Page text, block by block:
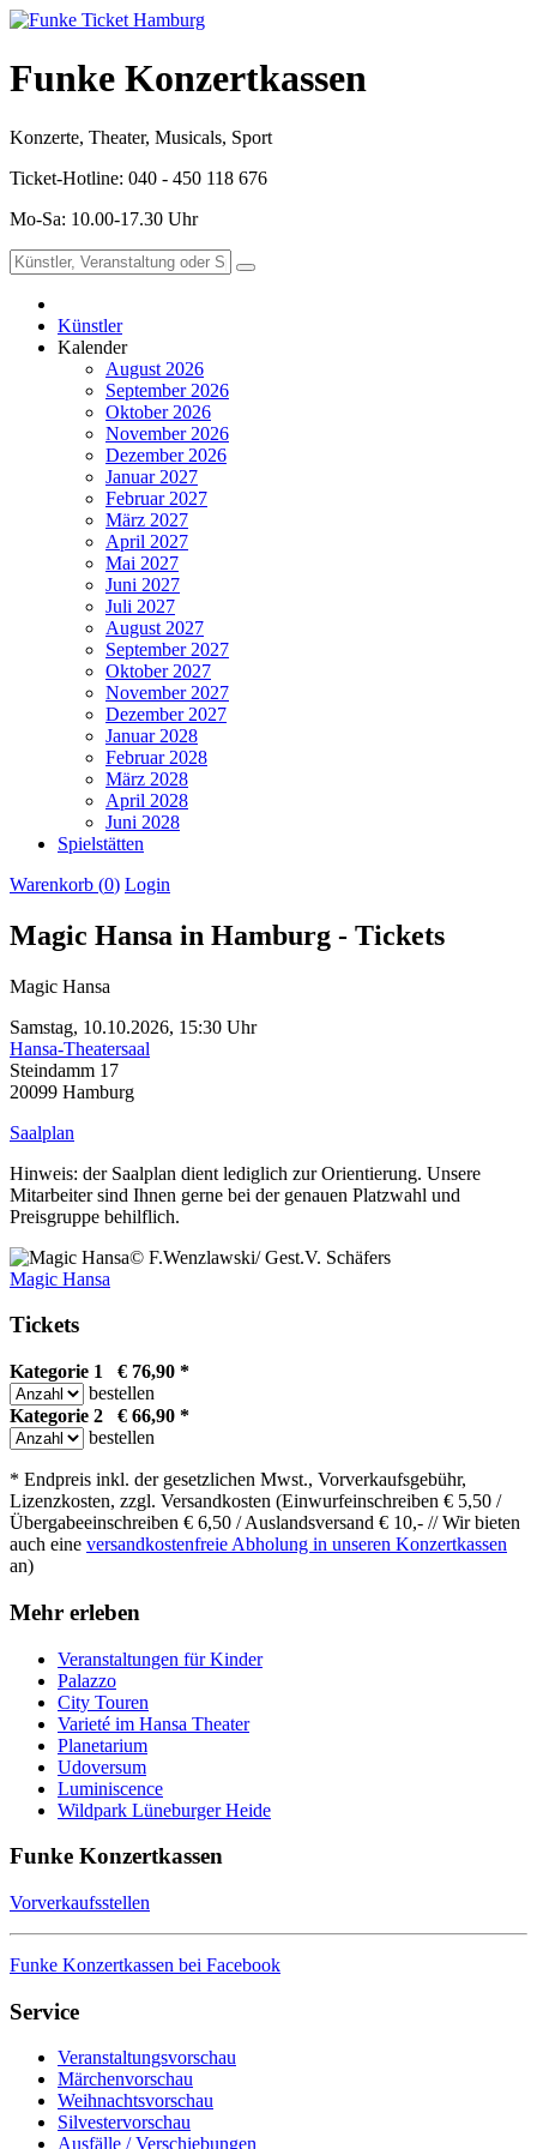
Funke Konzertkassen
Konzerte, Theater, Musicals, Sport
Ticket-Hotline: 040 - 450 118 676
Mo-Sa: 10.00-17.30 Uhr
Künstler
Kalender
August 2026
September 2026
Oktober 2026
November 2026
Dezember 2026
Januar 2027
Februar 2027
März 2027
April 2027
Mai 2027
Juni 2027
Juli 2027
August 2027
September 2027
Oktober 2027
November 2027
Dezember 2027
Januar 2028
Februar 2028
März 2028
April 2028
Juni 2028
Spielstätten
Warenkorb (0) Login
Magic Hansa in Hamburg - Tickets
Magic Hansa
Samstag, 10.10.2026, 15:30 Uhr
Hansa-Theatersaal
Steindamm 17
20099 Hamburg
Saalplan
Hinweis: der Saalplan dient lediglich zur Orientierung. Unsere
Mitarbeiter sind Ihnen gerne bei der genauen Platzwahl und
Preisgruppe behilflich.
© F.Wenzlawski/ Gest.V. Schäfers
Magic Hansa
Tickets
Kategorie 1 € 76,90 *
bestellen
Kategorie 2 € 66,90 *
bestellen
* Endpreis inkl. der gesetzlichen Mwst., Vorverkaufsgebühr,
Lizenzkosten, zzgl. Versandkosten (Einwurfeinschreiben € 5,50 /
Übergabeeinschreiben € 6,50 / Auslandsversand € 10,- // Wir bieten
auch eine versandkostenfreie Abholung in unseren Konzertkassen
an)
Mehr erleben
Veranstaltungen für Kinder
Palazzo
City Touren
Varieté im Hansa Theater
Planetarium
Udoversum
Luminiscence
Wildpark Lüneburger Heide
Funke Konzertkassen
Vorverkaufsstellen
Funke Konzertkassen bei Facebook
Service
Veranstaltungsvorschau
Märchenvorschau
Weihnachtsvorschau
Silvestervorschau
Ausfälle / Verschiebungen